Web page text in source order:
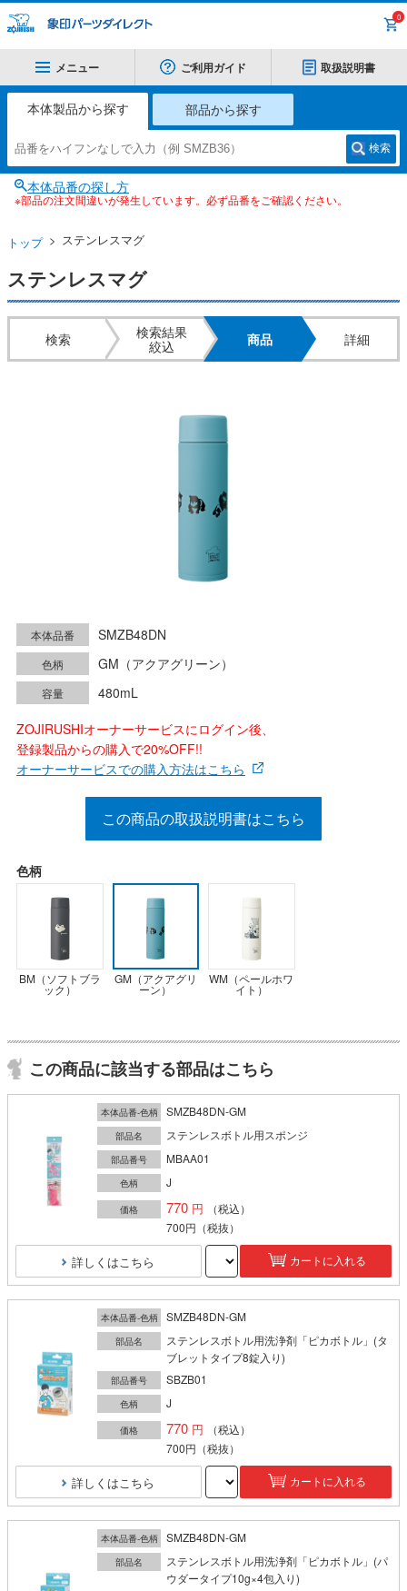
0
メニュー ご利用ガイド 取扱説明書
本体製品から探す 部品から探す
検索
本体品番の探し方
※部品の注文間違いが発生しています。必ず品番をご確認ください。
トップ ステンレスマグ
ステンレスマグ
検索
検索結果
絞込
商品 詳細
本体品番 SMZB48DN
色柄 GM（アクアグリーン）
容量
480mL
ZOJIRUSHIオーナーサービスにログイン後、
登録製品からの購入で20%OFF!!
オーナーサービスでの購入方法はこちら
この商品の取扱説明書はこちら
色柄
BM（ソフトブラ
ック）
GM（アクアグリ
ーン）
WM（ペールホワ
イト）
この商品に該当する部品はこちら
本体品番-色柄 SMZB48DN-GM
部品名 ステンレスボトル用スポンジ
部品番号 MBAA01
色柄 J
価格 770
（税込）
700円 （税抜）
詳しくはこちら カートに入れる
本体品番-色柄 SMZB48DN-GM
部品名
ステンレスボトル用洗浄剤「ピカボトル」(タ
ブレットタイプ8錠入り)
部品番号 SBZB01
色柄 J
価格 770
（税込）
700円 （税抜）
詳しくはこちら カートに入れる
本体品番-色柄 SMZB48DN-GM
部品名
ステンレスボトル用洗浄剤「ピカボトル」(パ
ウダータイプ10g×4包入り)